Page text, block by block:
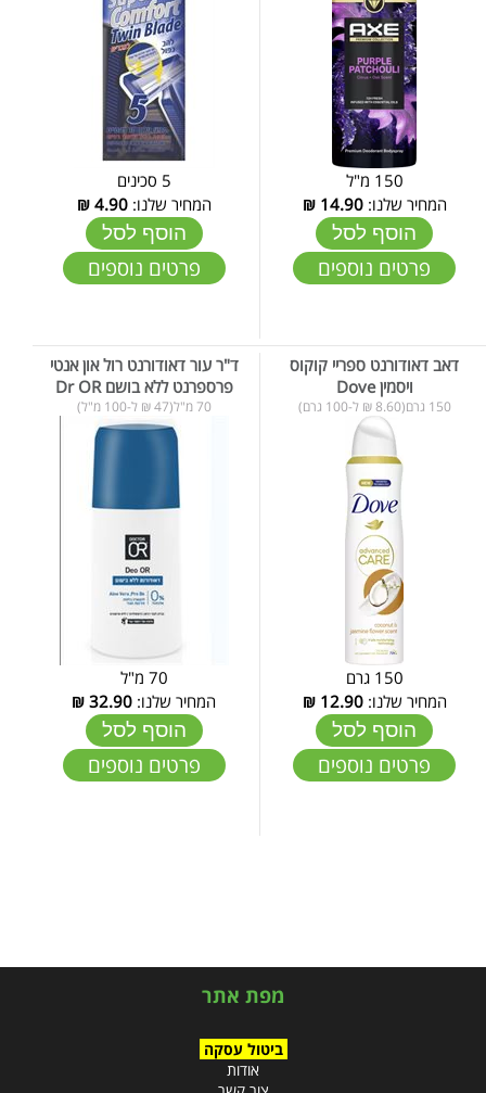
150 מ"ל
המחיר שלנו:14.90
₪
הוסף לסל
פרטים נוספים
5 סכינים
המחיר שלנו:4.90
₪
הוסף לסל
פרטים נוספים
דאב דאודורנט ספריי קוקוס
ויסמין Dove
150 גרם(8.60 ₪ ל-100 גרם)
150 גרם
המחיר שלנו:12.90
₪
הוסף לסל
פרטים נוספים
ד"ר עור דאודורנט רול און אנטי
פרספרנט ללא בושם Dr OR
70 מ"ל(47 ₪ ל-100 מ"ל)
70 מ"ל
המחיר שלנו: 32.90
₪
הוסף לסל
פרטים נוספים
מפת אתר
ביטול עסקה
אודות